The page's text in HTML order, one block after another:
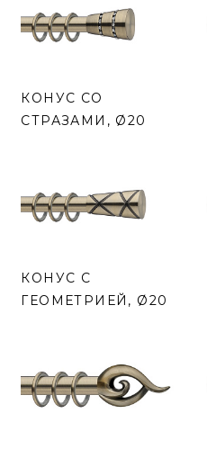
КОНУС СО
СТРАЗАМИ, Ø20
КОНУС С
ГЕОМЕТРИЕЙ, Ø20